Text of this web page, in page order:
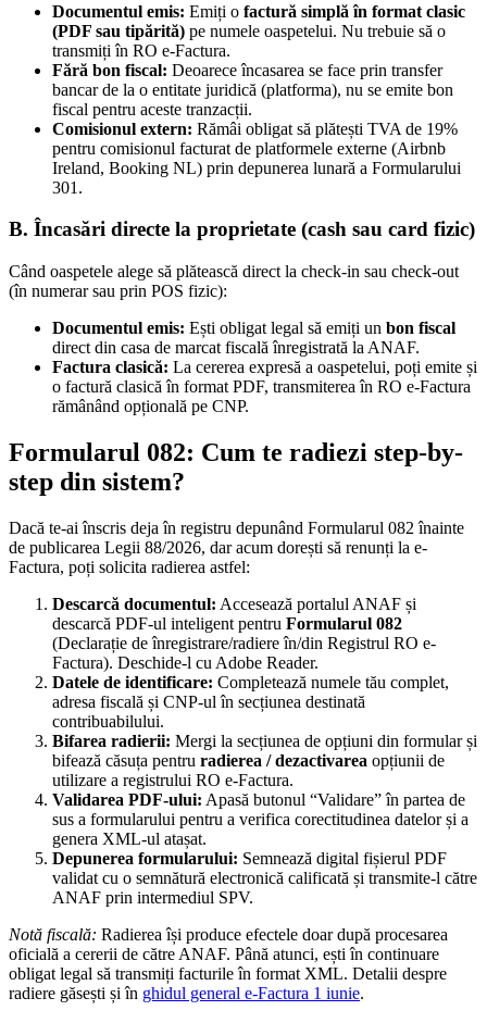
Documentul emis: Emiți o factură simplă în format clasic
(PDF sau tipărită) pe numele oaspetelui. Nu trebuie să o
transmiți în RO e-Factura.
Fără bon fiscal: Deoarece încasarea se face prin transfer
bancar de la o entitate juridică (platforma), nu se emite bon
fiscal pentru aceste tranzacții.
Comisionul extern: Rămâi obligat să plătești TVA de 19%
pentru comisionul facturat de platformele externe (Airbnb
Ireland, Booking NL) prin depunerea lunară a Formularului
301.
B. Încasări directe la proprietate (cash sau card fizic)
Când oaspetele alege să plătească direct la check-in sau check-out
(în numerar sau prin POS fizic):
Documentul emis: Ești obligat legal să emiți un bon fiscal
direct din casa de marcat fiscală înregistrată la ANAF.
Factura clasică: La cererea expresă a oaspetelui, poți emite și
o factură clasică în format PDF, transmiterea în RO e-Factura
rămânând opțională pe CNP.
Formularul 082: Cum te radiezi step-by-
step din sistem?
Dacă te-ai înscris deja în registru depunând Formularul 082 înainte
de publicarea Legii 88/2026, dar acum dorești să renunți la e-
Factura, poți solicita radierea astfel:
Descarcă documentul: Accesează portalul ANAF și
descarcă PDF-ul inteligent pentru Formularul 082
(Declarație de înregistrare/radiere în/din Registrul RO e-
Factura). Deschide-l cu Adobe Reader.
Datele de identificare: Completează numele tău complet,
adresa fiscală și CNP-ul în secțiunea destinată
contribuabilului.
Bifarea radierii: Mergi la secțiunea de opțiuni din formular și
bifează căsuța pentru radierea / dezactivarea opțiunii de
utilizare a registrului RO e-Factura.
Validarea PDF-ului: Apasă butonul “Validare” în partea de
sus a formularului pentru a verifica corectitudinea datelor și a
genera XML-ul atașat.
Depunerea formularului: Semnează digital fișierul PDF
validat cu o semnătură electronică calificată și transmite-l către
ANAF prin intermediul SPV.
Notă fiscală: Radierea își produce efectele doar după procesarea
oficială a cererii de către ANAF. Până atunci, ești în continuare
obligat legal să transmiți facturile în format XML. Detalii despre
radiere găsești și în ghidul general e-Factura 1 iunie.